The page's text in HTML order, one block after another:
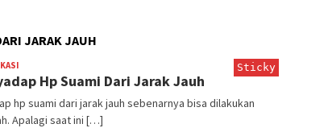
JARAK JAUH
Hp Suami Dari Jarak Jauh
hp suami dari jarak jauh sebenarnya bisa dilakukan
Apalagi saat ini […]
Sticky